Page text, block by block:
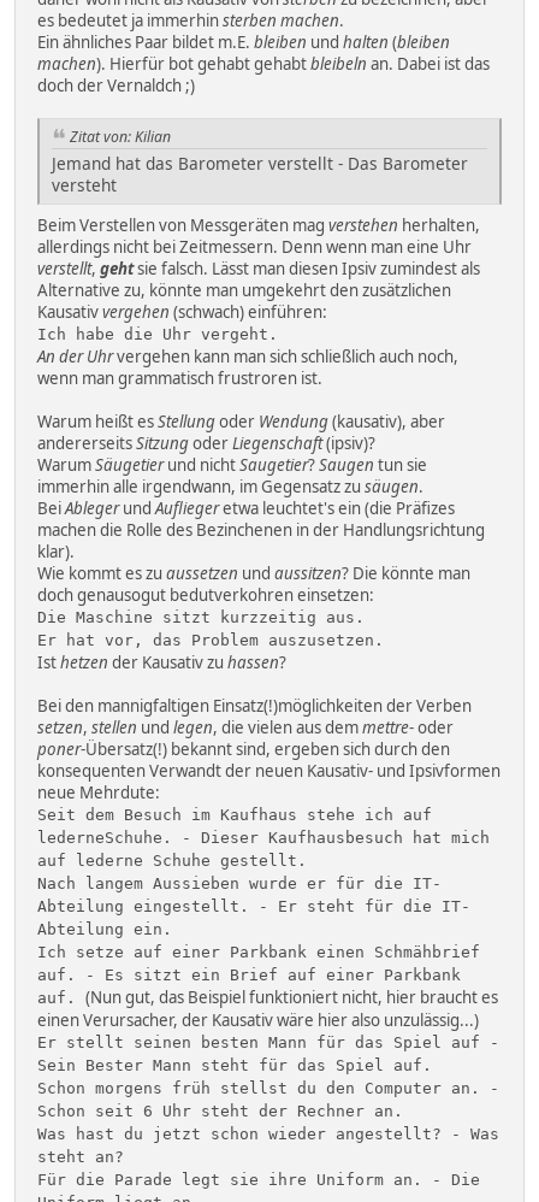
es bedeutet ja immerhinsterben machen.
Ein ähnliches Paar bildet m.E. bleiben und halten (bleiben
machen). Hierfür bot gehabt gehabtbleibeln an. Dabei ist das
doch der Vernaldch ;)
Zitat von: Kilian
Jemand hat das Barometer verstellt - Das Barometer
versteht
Beim Verstellen von Messgeräten mag verstehen herhalten,
allerdings nicht bei Zeitmessern. Denn wenn man eine Uhr
verstellt, gehtsie falsch. Lässt man diesen Ipsiv zumindest als
Alternative zu, könnte man umgekehrt den zusätzlichen
Kausativvergehen (schwach) einführen:
Ich habe die Uhr vergeht.
An der Uhrvergehen kann man sich schließlich auch noch,
wenn man grammatisch frustroren ist.
Warum heißt esStellungoder Wendung(kausativ), aber
andererseitsSitzungoderLiegenschaft(ipsiv)?
WarumSäugetierund nichtSaugetier?Saugen tun sie
immerhin alle irgendwann, im Gegensatz zu säugen.
BeiAblegerundAufliegeretwa leuchtet's ein (die Präfizes
machen die Rolle des Bezinchenen in der Handlungsrichtung
klar).
Wie kommt es zu aussetzen und aussitzen? Die könnte man
doch genausogut bedutverkohren einsetzen:
Die Maschine sitzt kurzzeitig aus.
Er hat vor, das Problem auszusetzen.
Isthetzen der Kausativ zu hassen?
Bei den mannigfaltigen Einsatz(!)möglichkeiten der Verben
setzen, stellen und legen, die vielen aus demmettre- oder
poner-Übersatz(!) bekannt sind, ergeben sich durch den
konsequenten Verwandt der neuen Kausativ- und Ipsivformen
neue Mehrdute:
Seit dem Besuch im Kaufhaus stehe ich auf
lederneSchuhe. - Dieser Kaufhausbesuch hat mich
auf lederne Schuhe gestellt.
Nach langem Aussieben wurde er für die IT-
Abteilung eingestellt. - Er steht für die IT-
Abteilung ein.
Ich setze auf einer Parkbank einen Schmähbrief
auf. - Es sitzt ein Brief auf einer Parkbank
auf. (Nun gut, das Beispiel funktioniert nicht, hier braucht es
einen Verursacher, der Kausativ wäre hier also unzulässig...)
Er stellt seinen besten Mann für das Spiel auf -
Sein Bester Mann steht für das Spiel auf.
Schon morgens früh stellst du den Computer an. -
Schon seit 6 Uhr steht der Rechner an.
Was hast du jetzt schon wieder angestellt? - Was
steht an?
Für die Parade legt sie ihre Uniform an. - Die